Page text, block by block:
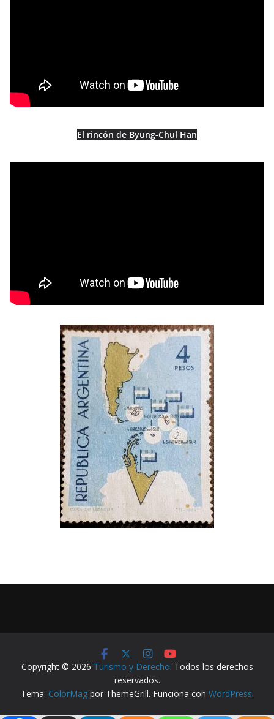
El rincón de Byung-Chul Han
Copyright © 2026 Turismo y Derecho. Todos los derechos
reservados.
Tema: ColorMagpor ThemeGrill. Funciona con WordPress.